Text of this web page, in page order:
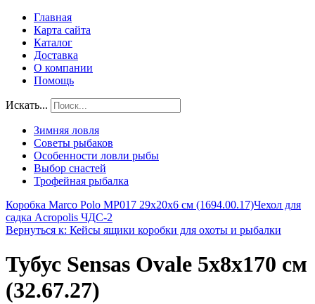
Главная
Карта сайта
Каталог
Доставка
О компании
Помощь
Искать...
Зимняя ловля
Советы рыбаков
Особенности ловли рыбы
Выбор снастей
Трофейная рыбалка
Коробка Marco Polo MP017 29х20х6 см (1694.00.17)Чехол для
садка Acropolis ЧДС-2
Вернуться к: Кейсы ящики коробки для охоты и рыбалки
Тубус Sensas Ovale 5х8х170 см
(32.67.27)